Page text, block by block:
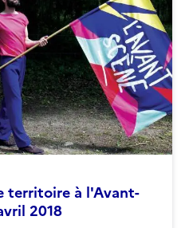
territoire à l'Avant-
2018